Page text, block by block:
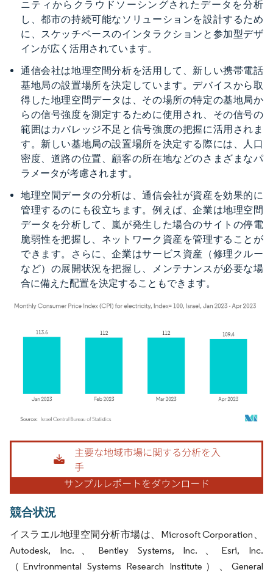
ニティからクラウドソーシングされたデータを分析
し、都市の持続可能なソリューションを設計するため
に、スケッチベースのインタラクションと参加型デザ
インが広く活用されています。
通信会社は地理空間分析を活用して、新しい携帯電話
基地局の設置場所を決定しています。デバイスから取
得した地理空間データは、その場所の特定の基地局か
らの信号強度を測定するために使用され、その信号の
範囲はカバレッジ不足と信号強度の把握に活用されま
す。新しい基地局の設置場所を決定する際には、人口
密度、道路の位置、顧客の所在地などのさまざまなパ
ラメータが考慮されます。
地理空間データの分析は、通信会社が資産を効果的に
管理するのにも役立ちます。例えば、企業は地理空間
データを分析して、嵐が発生した場合のサイトの停電
脆弱性を把握し、ネットワーク資産を管理することが
できます。さらに、企業はサービス資産（修理クルー
など）の展開状況を把握し、メンテナンスが必要な場
合に備えた配置を決定することもできます。
画像 © Mordor Intelligence。再利用にはCC BY 4.0の表示が必要です。
競合状況
イスラエル地理空間分析市場は、Microsoft Corporation、
Autodesk, Inc.、Bentley Systems, Inc.、Esri, Inc.
（Environmental Systems Research Institute）、General